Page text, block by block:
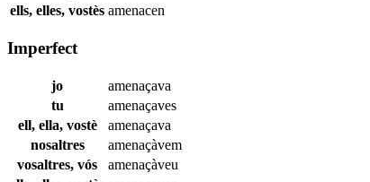
ells, elles, vostès amenacen
Imperfect
jo
amenaçava
tu
amenaçaves
ell, ella, vostè
amenaçava
nosaltres
amenaçàvem
vosaltres, vós
amenaçàveu